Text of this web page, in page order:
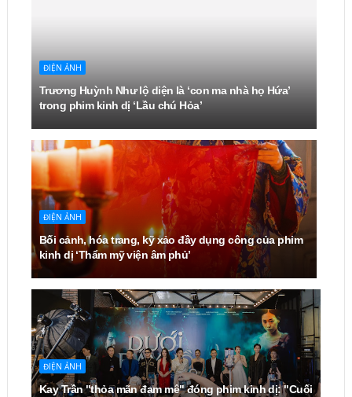
ĐIỆN ẢNH
Trương Huỳnh Như lộ diện là ‘con ma nhà họ Hứa’
trong phim kinh dị ‘Lầu chú Hỏa’
ĐIỆN ẢNH
Bối cảnh, hóa trang, kỹ xảo đầy dụng công của phim
kinh dị ‘Thẩm mỹ viện âm phủ’
ĐIỆN ẢNH
Kay Trần "thỏa mãn đam mê" đóng phim kinh dị: "Cuối